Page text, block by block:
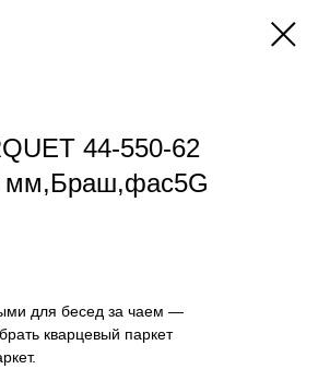
44-550-62
мм,Браш,фас5G
для бесед за чаем —
кварцевый паркет